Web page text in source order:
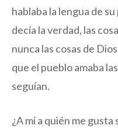
hablaba la lengua de
decía la verdad, las
nunca las cosas de
que el pueblo amaba
seguían.
¿A mí a quién me